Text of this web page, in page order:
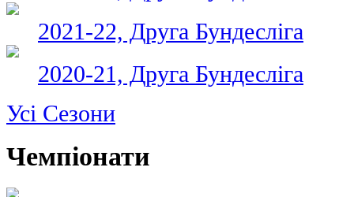
2021-22, Друга Бундесліга
2020-21, Друга Бундесліга
Усі Сезони
Чемпіонати